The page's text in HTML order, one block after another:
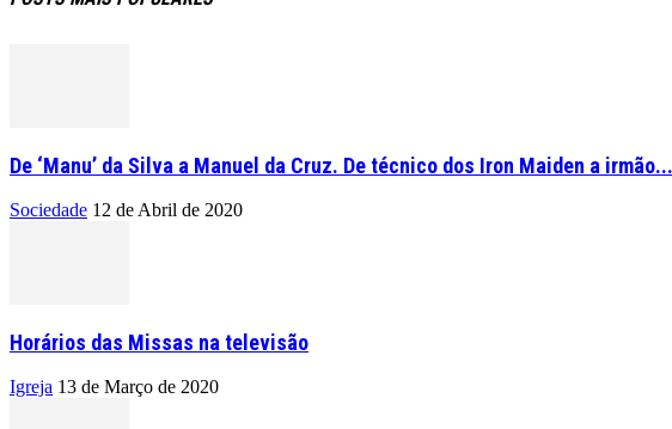
De ‘Manu’ da Silva a Manuel da Cruz. De técnico dos Iron Maiden a irmão...
Sociedade 12 de Abril de 2020
Horários das Missas na televisão
Igreja 13 de Março de 2020